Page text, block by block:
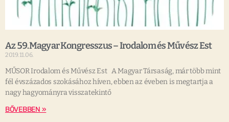
Az 59.Magyar Kongresszus – Irodalom és Művész Est
2019.11.06.
MŰSOR Irodalom és Művész Est A Magyar Társaság, már több mint
fél évszázados szokásához híven, ebben az éveben is megtartja a
nagy hagyományra visszatekintő
BŐVEBBEN »